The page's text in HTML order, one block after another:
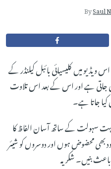
BySaul
میں کلیسیائی بائبل کیلنڈر کے
جاتی ہے اور اس کے بعد اس تلاوت
جاتا ہے۔
سہولت کے ساتھ آسان الفاظ کا
محضوض ہوں اور دوسروں کو شیئر
بنیں۔ شکریہ